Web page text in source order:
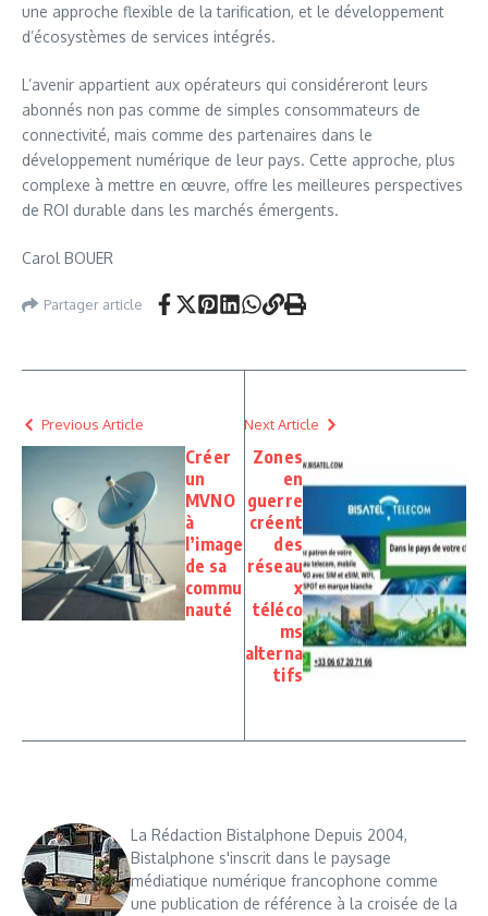
une approche flexible de la tarification, et le développement
d’écosystèmes de services intégrés.
L’avenir appartient aux opérateurs qui considéreront leurs
abonnés non pas comme de simples consommateurs de
connectivité, mais comme des partenaires dans le
développement numérique de leur pays. Cette approche, plus
complexe à mettre en œuvre, offre les meilleures perspectives
de ROI durable dans les marchés émergents.
Carol BOUER
Partager article
Previous Article
Créer
un
MVNO
à
l’image
de sa
commu
nauté
Next Article
Zones
en
guerre
créent
des
réseau
x
téléco
ms
alterna
tifs
La Rédaction Bistalphone Depuis 2004,
Bistalphone s'inscrit dans le paysage
médiatique numérique francophone comme
une publication de référence à la croisée de la